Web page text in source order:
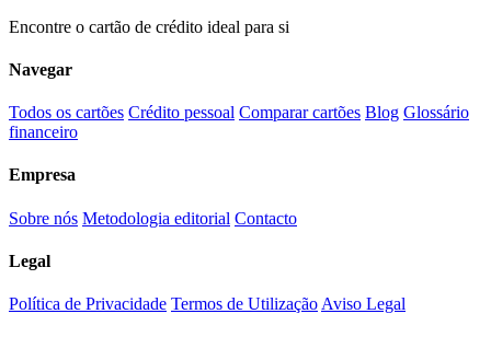
Encontre o cartão de crédito ideal para si
Navegar
Todos os cartões Crédito pessoal Comparar cartões Blog Glossário
financeiro
Empresa
Sobre nós Metodologia editorial Contacto
Legal
Política de Privacidade Termos de Utilização Aviso Legal